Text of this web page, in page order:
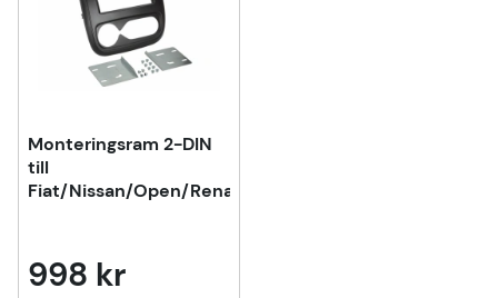
Monteringsram 2-DIN
till
Fiat/Nissan/Open/Renault
998 kr